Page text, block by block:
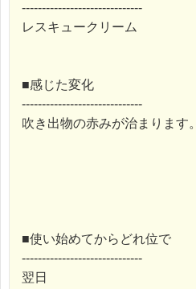
------------------------------
レスキュークリーム
■感じた変化
------------------------------
吹き出物の赤みが治まります。
■使い始めてからどれ位で
------------------------------
翌日